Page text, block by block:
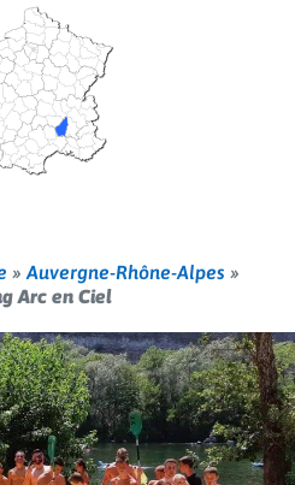
» Auvergne-Rhône-Alpes »
Arc en Ciel